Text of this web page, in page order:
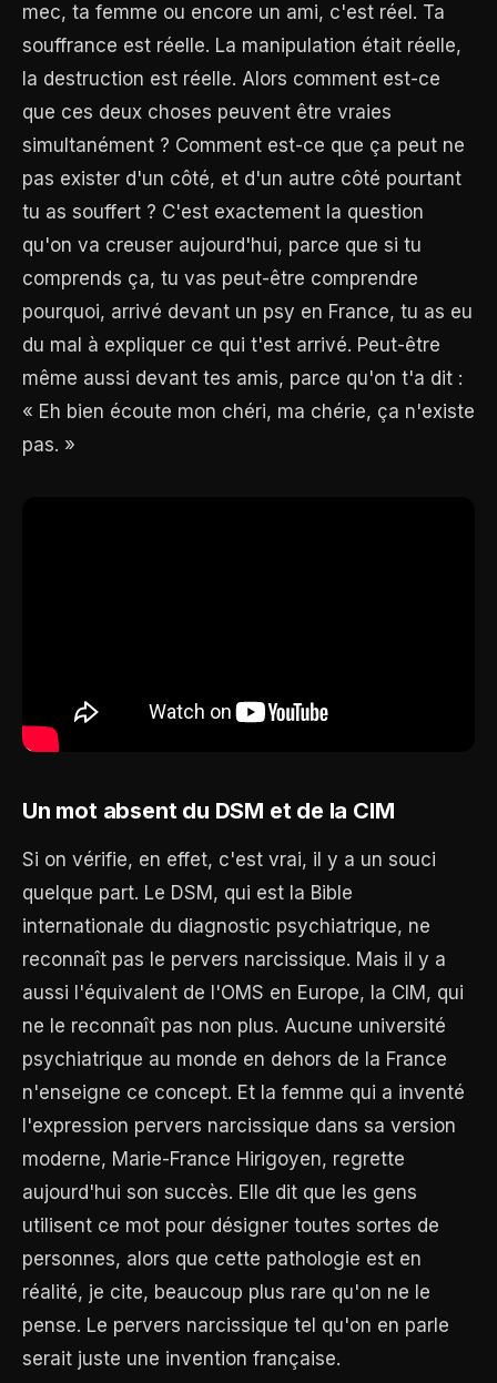
mec, ta femme ou encore un ami, c'est réel. Ta
souffrance est réelle. La manipulation était réelle,
la destruction est réelle. Alors comment est-ce
que ces deux choses peuvent être vraies
simultanément ? Comment est-ce que ça peut ne
pas exister d'un côté, et d'un autre côté pourtant
tu as souffert ? C'est exactement la question
qu'on va creuser aujourd'hui, parce que si tu
comprends ça, tu vas peut-être comprendre
pourquoi, arrivé devant un psy en France, tu as eu
du mal à expliquer ce qui t'est arrivé. Peut-être
même aussi devant tes amis, parce qu'on t'a dit :
« Eh bien écoute mon chéri, ma chérie, ça n'existe
pas. »
Un mot absent du DSM et de la CIM
Si on vérifie, en effet, c'est vrai, il y a un souci
quelque part. Le DSM, qui est la Bible
internationale du diagnostic psychiatrique, ne
reconnaît pas le pervers narcissique. Mais il y a
aussi l'équivalent de l'OMS en Europe, la CIM, qui
ne le reconnaît pas non plus. Aucune université
psychiatrique au monde en dehors de la France
n'enseigne ce concept. Et la femme qui a inventé
l'expression pervers narcissique dans sa version
moderne, Marie-France Hirigoyen, regrette
aujourd'hui son succès. Elle dit que les gens
utilisent ce mot pour désigner toutes sortes de
personnes, alors que cette pathologie est en
réalité, je cite, beaucoup plus rare qu'on ne le
pense. Le pervers narcissique tel qu'on en parle
serait juste une invention française.